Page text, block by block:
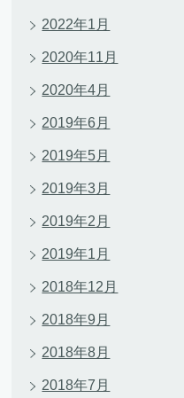
2022年1月
2020年11月
2020年4月
2019年6月
2019年5月
2019年3月
2019年2月
2019年1月
2018年12月
2018年9月
2018年8月
2018年7月